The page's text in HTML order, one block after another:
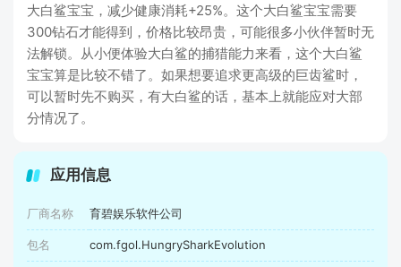
大白鲨宝宝，减少健康消耗+25%。这个大白鲨宝宝需要
300钻石才能得到，价格比较昂贵，可能很多小伙伴暂时无
法解锁。从小便体验大白鲨的捕猎能力来看，这个大白鲨
宝宝算是比较不错了。如果想要追求更高级的巨齿鲨时，
可以暂时先不购买，有大白鲨的话，基本上就能应对大部
分情况了。
应用信息
厂商名称 育碧娱乐软件公司
包名 com.fgol.HungrySharkEvolution